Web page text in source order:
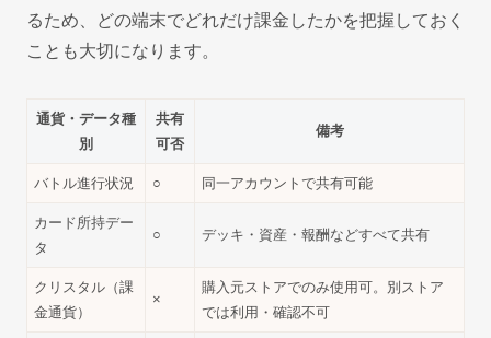
るため、どの端末でどれだけ課金したかを把握しておく
ことも大切になります。
通貨・データ種
別
共有
可否
備考
バトル進行状況 ○ 同一アカウントで共有可能
カード所持デー
タ
○ デッキ・資産・報酬などすべて共有
クリスタル（課
金通貨）
×
購入元ストアでのみ使用可。別ストア
では利用・確認不可